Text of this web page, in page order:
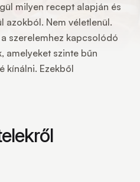
milyen recept alapján és
azokból. Nem véletlenül.
szerelemhez kapcsolódó
amelyeket szinte bűn
kínálni. Ezekből